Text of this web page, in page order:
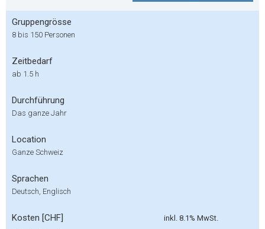
Gruppengrösse
8 bis 150 Personen
Zeitbedarf
ab 1.5 h
Durchführung
Das ganze Jahr
Location
Ganze Schweiz
Sprachen
Deutsch, Englisch
Kosten [CHF]
inkl. 8.1% MwSt.